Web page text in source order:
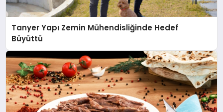
Tanyer Yapı Zemin Mühendisliğinde Hedef
Büyüttü